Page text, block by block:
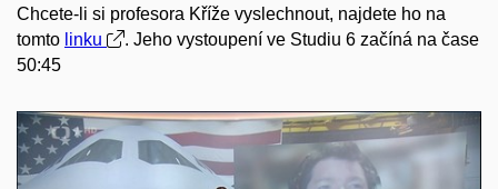
Chcete-li si profesora Kříže vyslechnout, najdete ho na
tomto linku
. Jeho vystoupení ve Studiu 6 začíná na čase
50:45